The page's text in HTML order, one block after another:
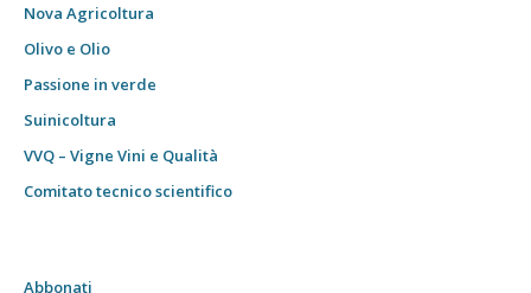
Nova Agricoltura
Olivo e Olio
Passione in verde
Suinicoltura
VVQ – Vigne Vini e Qualità
Comitato tecnico scientifico
Abbonati